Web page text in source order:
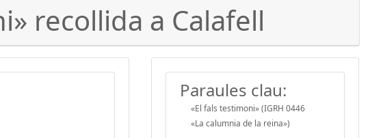
recollida a Calafell
Paraules clau:
«El fals testimoni» (IGRH 0446
«La calumnia de la reina»)